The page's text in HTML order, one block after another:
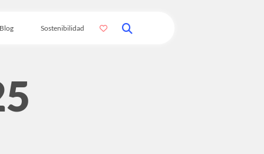
Blog Sostenibilidad